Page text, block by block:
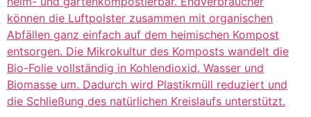
können die Luftpolster zusammen mit organischen
Abfällen ganz einfach auf dem heimischen Kompost
entsorgen. Die Mikrokultur des Komposts wandelt die
Bio-Folie vollständig in Kohlendioxid, Wasser und
Biomasse um. Dadurch wird Plastikmüll reduziert und
die Schließung des natürlichen Kreislaufs unterstützt.